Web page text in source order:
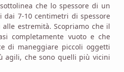
che lo spessore di un
dai 7-10 centimetri di spessore
estremità. Scopriamo che il
completamente vuoto e che
di maneggiare piccoli oggetti
agili, che sono quelli più vicini